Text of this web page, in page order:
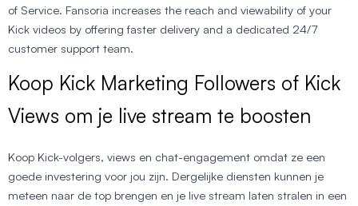
of Service. Fansoria increases the reach and viewability of your
Kick videos by offering faster delivery and a dedicated 24/7
customer support team.
Koop Kick Marketing Followers of Kick
Views om je live stream te boosten
Koop Kick-volgers, views en chat-engagement omdat ze een
goede investering voor jou zijn. Dergelijke diensten kunnen je
meteen naar de top brengen en je live stream laten stralen in een